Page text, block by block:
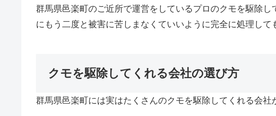
群馬県邑楽町のご近所で運営をしているプロのクモを駆除
にもう二度と被害に苦しまなくていいように完全に処理して
クモを駆除してくれる会社の選び方
群馬県邑楽町には実はたくさんのクモを駆除してくれる会社